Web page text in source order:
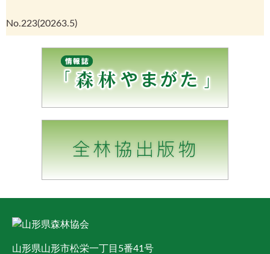
No.223(20263.5)
山形県山形市松栄一丁目5番41号